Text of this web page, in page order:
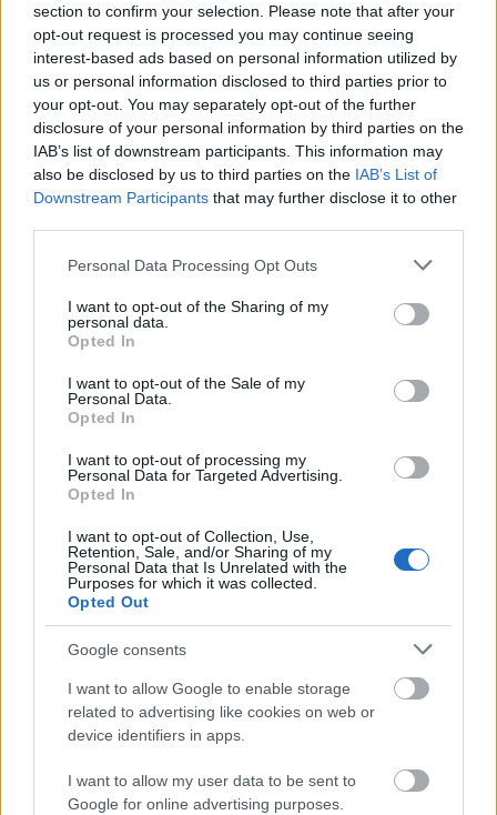
section to confirm your selection. Please note that after your
opt-out request is processed you may continue seeing
interest-based ads based on personal information utilized by
us or personal information disclosed to third parties prior to
your opt-out. You may separately opt-out of the further
disclosure of your personal information by third parties on the
IAB’s list of downstream participants. This information may
also be disclosed by us to third parties on the IAB’s List of
Downstream Participants that may further disclose it to other
Please note that this website/app uses one or more Google
not limited to your visit or usage behaviour. You may click to
grant or deny consent to Google and its third-party tags to
use your data for below specified purposes in below Google
consent section.
Personal Data Processing Opt Outs
I want to opt-out of the Sharing of my
personal data.
Opted In
I want to opt-out of the Sale of my
Personal Data.
Opted In
I want to opt-out of processing my
Personal Data for Targeted Advertising.
Opted In
I want to opt-out of Collection, Use,
Retention, Sale, and/or Sharing of my
Personal Data that Is Unrelated with the
Purposes for which it was collected.
Opted Out
Google consents
I want to allow Google to enable storage
related to advertising like cookies on web or
device identifiers in apps.
I want to allow my user data to be sent to
Google for online advertising purposes.
E-mail cím
Feliratkozom a hírlevélre és elfogadom azadatvédelmi
szabályzatot!
FELIRATKOZÁS
Országos hírek
idén is a társadalmi kihívások leküzdését
a Gál Ferenc Egyetem
FELTÁRULNAK A BALATON TITKAI
Országos hírek
A LAKOSSÁGRA IS FONTOS SZEREP HÁRUL A
SZÚNYOGINVÁZIÓ ELKERÜLÉSÉBEN
ÚJ KUTAKKAL BIZTOSÍTJÁK KAPOSVÁR
VÍZELLÁTÁSÁT
HÍRDETÉS